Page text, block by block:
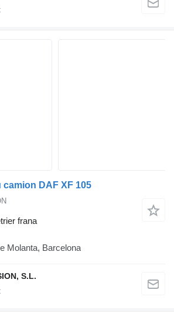
camion DAF XF 105
frana
Molanta, Barcelona
S.L.